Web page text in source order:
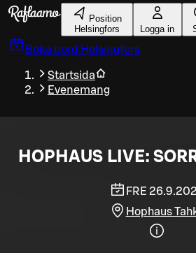
Gå till huvudinnehållet
Position
Helsingfors
Logga in
Boka bord Helsingfors
Startsida
Evenemang
HOPHAUS LIVE:
FRE
Hophaus